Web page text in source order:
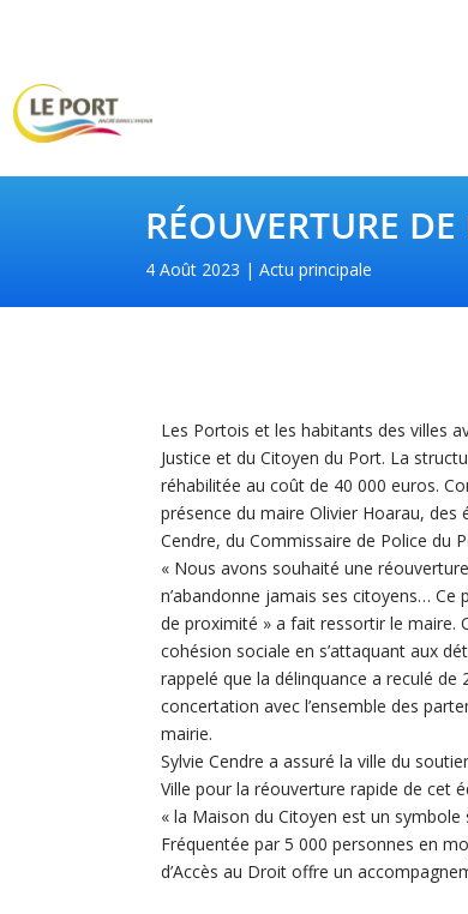
RÉOUVERTURE
4 Août 2023 Actu principale
Les Portois et les habitants des villes
Justice et du Citoyen du Port. La
réhabilitée au coût de 40 000 euros.
présence du maire Olivier Hoarau, des
Cendre, du Commissaire de Police du
« Nous avons souhaité une
n’abandonne jamais ses citoyens…
de proximité » a fait ressortir le maire.
cohésion sociale en s’attaquant aux
rappelé que la délinquance a reculé
concertation avec l’ensemble des
mairie.
Sylvie Cendre a assuré la ville du
Ville pour la réouverture rapide de cet
« la Maison du Citoyen est un
Fréquentée par 5 000 personnes en
d’Accès au Droit offre un